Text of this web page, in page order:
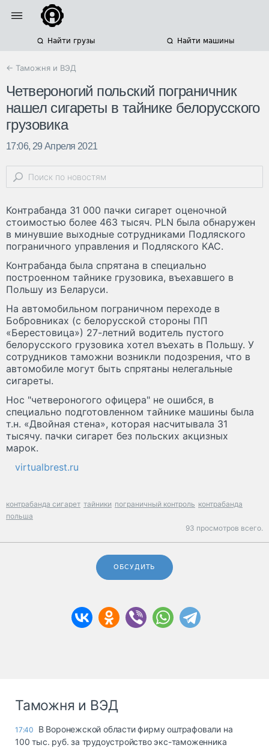
Найти грузы Найти машины
← Таможня и ВЭД
Четвероногий польский пограничник
нашел сигареты в тайнике белорусского
грузовика
17:06, 29 Апреля 2021
Контрабанда 31 000 пачки сигарет оценочной
стоимостью более 463 тысяч. PLN была обнаружен
в минувшие выходные сотрудниками Подляского
пограничного управления и Подляского КАС.
Контрабанда была спрятана в специально
построенном тайнике грузовика, въехавшего в
Польшу из Беларуси.
На автомобильном пограничном переходе в
Бобровниках (с белорусской стороны ПП
«Берестовица») 27-летний водитель пустого
белорусского грузовика хотел въехать в Польшу. У
сотрудников таможни возникли подозрения, что в
автомобиле могут быть спрятаны нелегальные
сигареты.
Нос "четвероногого офицера" не ошибся, в
специально подготовленном тайнике машины была
т.н. «Двойная стена», которая насчитывала 31
тысячу. пачки сигарет без польских акцизных
марок.
virtualbrest.ru
контрабанда сигарет тайники пограничный контроль контрабанда
польша
93 просмотров всего.
ОБСУДИТЬ
Таможня и ВЭД
17:40
В Воронежской области фирму оштрафовали на
100 тыс. руб. за трудоустройство экс-таможенника